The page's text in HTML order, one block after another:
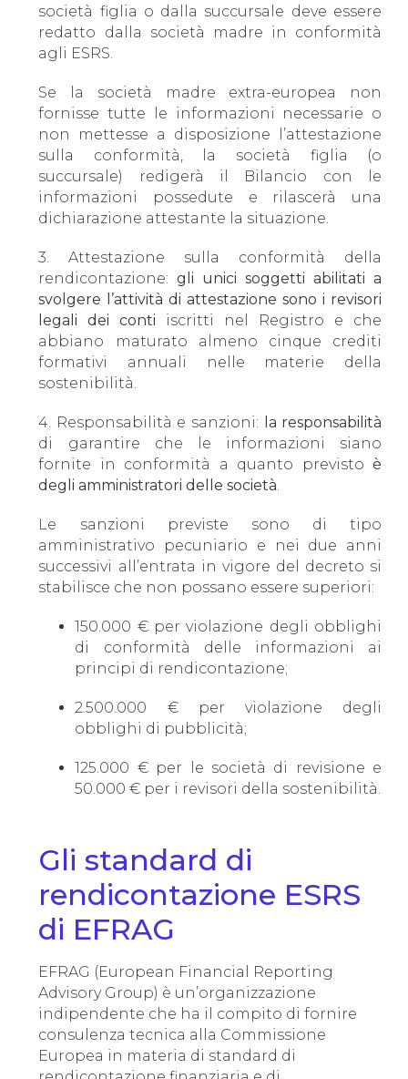
società figlia o dalla succursale deve essere
redatto dalla società madre in conformità
agli ESRS.
Se la società madre extra-europea non
fornisse tutte le informazioni necessarie o
non mettesse a disposizione l’attestazione
sulla conformità, la società figlia (o
succursale) redigerà il Bilancio con le
informazioni possedute e rilascerà una
dichiarazione attestante la situazione.
3. Attestazione sulla conformità della
rendicontazione:gli unici soggetti abilitati a
svolgere l’attività di attestazione sono i revisori
legali dei conti iscritti nel Registro e che
abbiano maturato almeno cinque crediti
formativi annuali nelle materie della
sostenibilità.
4. Responsabilità e sanzioni:
la responsabilità
di garantire che le informazioni siano
fornite in conformità a quanto previstoè
degli amministratori delle società.
Le sanzioni previste sono di tipo
amministrativo pecuniario e nei due anni
successivi all’entrata in vigore del decreto si
stabilisce che non possano essere superiori:
150.000 € per violazione degli obblighi
di conformità delle informazioni ai
principi di rendicontazione;
2.500.000 € per violazione degli
obblighi di pubblicità;
125.000 € per le società di revisione e
50.000 € per i revisori della sostenibilità.
Gli standard di
rendicontazione ESRS
di EFRAG
EFRAG (European Financial Reporting
Advisory Group) è un’organizzazione
indipendente che ha il compito di fornire
consulenza tecnica alla Commissione
Europea in materia di standard di